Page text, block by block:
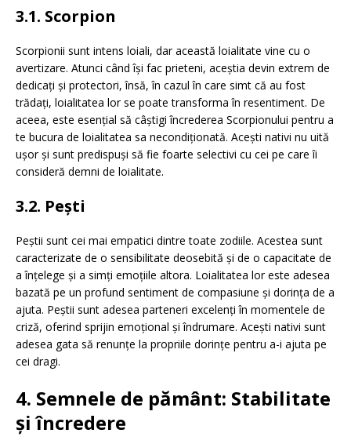
3.1. Scorpion
Scorpionii sunt intens loiali, dar această loialitate vine cu o
avertizare. Atunci când își fac prieteni, aceștia devin extrem de
dedicați și protectori, însă, în cazul în care simt că au fost
trădați, loialitatea lor se poate transforma în resentiment. De
aceea, este esențial să câștigi încrederea Scorpionului pentru a
te bucura de loialitatea sa necondiționată. Acești nativi nu uită
ușor și sunt predispuși să fie foarte selectivi cu cei pe care îi
consideră demni de loialitate.
3.2. Pești
Peștii sunt cei mai empatici dintre toate zodiile. Acestea sunt
caracterizate de o sensibilitate deosebită și de o capacitate de
a înțelege și a simți emoțiile altora. Loialitatea lor este adesea
bazată pe un profund sentiment de compasiune și dorința de a
ajuta. Peștii sunt adesea parteneri excelenți în momentele de
criză, oferind sprijin emoțional și îndrumare. Acești nativi sunt
adesea gata să renunțe la propriile dorințe pentru a-i ajuta pe
cei dragi.
4. Semnele de pământ: Stabilitate
și încredere